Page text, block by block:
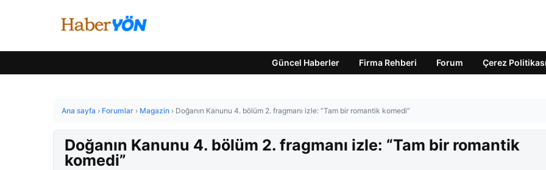
Güncel Haberler Firma Rehberi Forum Çerez Politikası
Ana sayfa › Forumlar › Magazin › Doğanın Kanunu 4. bölüm 2. fragmanı izle: “Tam bir romantik komedi”
Doğanın Kanunu 4. bölüm 2. fragmanı izle: “Tam bir romantik
komedi”